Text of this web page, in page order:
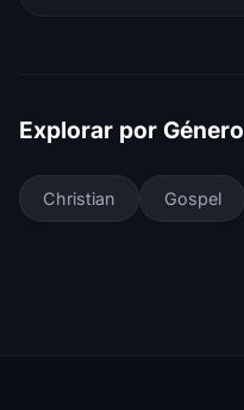
Explorar por Género
Christian Gospel